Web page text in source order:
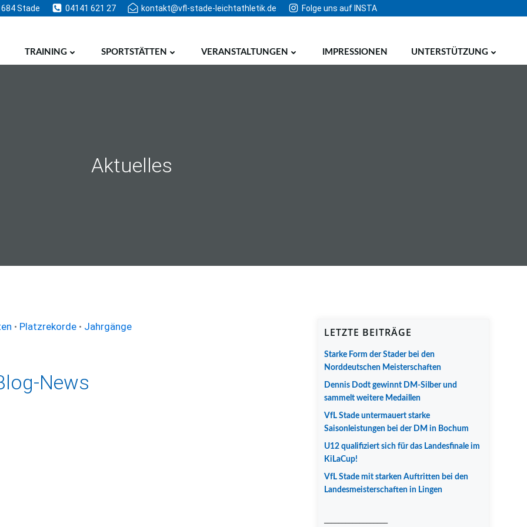
Stade 04141 621 27 kontakt@vfl-stade-leichtathletik.de Folge uns auf INSTA
TRAINING SPORTSTÄTTEN VERANSTALTUNGEN IMPRESSIONEN UNTERSTÜTZUNG
Aktuelles
• Platzrekorde • Jahrgänge
News
LETZTE BEITRÄGE
Starke Form der Stader bei den
Norddeutschen Meisterschaften
Dennis Dodt gewinnt DM-Silber und
sammelt weitere Medaillen
VfL Stade untermauert starke
Saisonleistungen bei der DM in Bochum
U12 qualifiziert sich für das Landesfinale im
KiLaCup!
VfL Stade mit starken Auftritten bei den
Landesmeisterschaften in Lingen